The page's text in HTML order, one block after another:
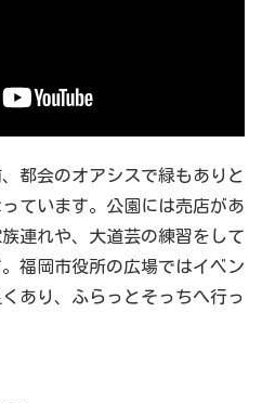
都会のオアシスで緑もありと
ています。公園には売店があ
連れや、大道芸の練習をして
福岡市役所の広場ではイベン
あり、ふらっとそっちへ行っ